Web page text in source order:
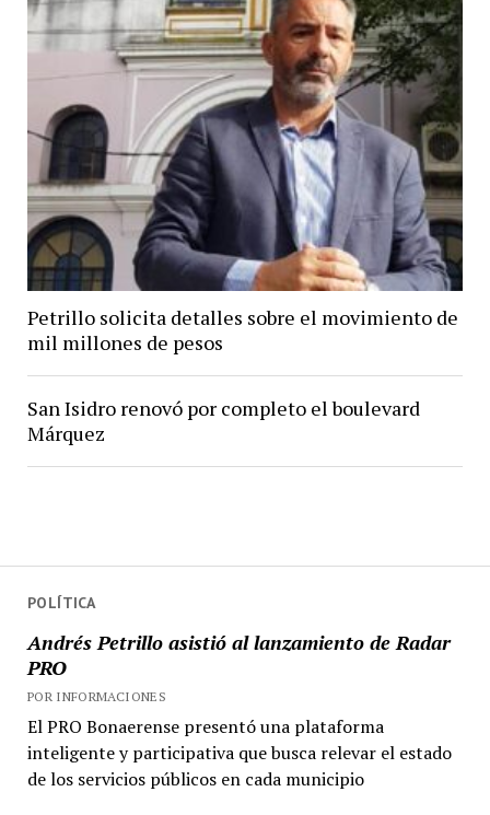
POLÍTICA
Andrés Petrillo asistió al lanzamiento de Radar
PRO
POR INFORMACIONES
El PRO Bonaerense presentó una plataforma
inteligente y participativa que busca relevar el estado
de los servicios públicos en cada municipio
Petrillo solicita detalles sobre el movimiento de
mil millones de pesos
San Isidro renovó por completo el boulevard
Márquez